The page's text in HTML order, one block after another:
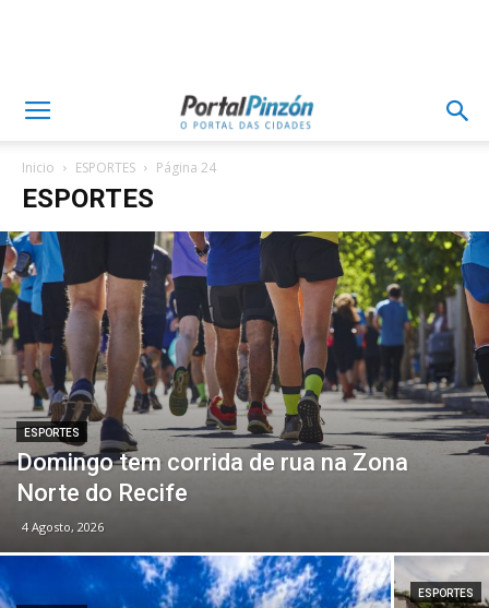
Inicio ESPORTES Página 24
ESPORTES
ESPORTES
Domingo tem corrida de rua na Zona
Norte do Recife
4 Agosto, 2026
ESPORTES